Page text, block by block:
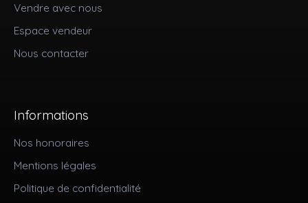
Vendre avec nous
Espace vendeur
Nous contacter
Informations
Nos honoraires
Mentions légales
Politique de confidentialité